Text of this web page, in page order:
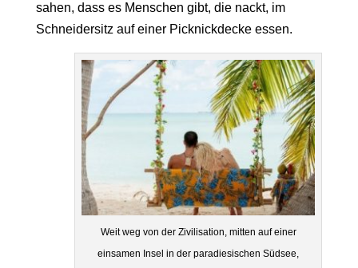
sahen, dass es Menschen gibt, die nackt, im
Schneidersitz auf einer Picknickdecke essen.
Weit weg von der Zivilisation, mitten auf einer
einsamen Insel in der paradiesischen Südsee,